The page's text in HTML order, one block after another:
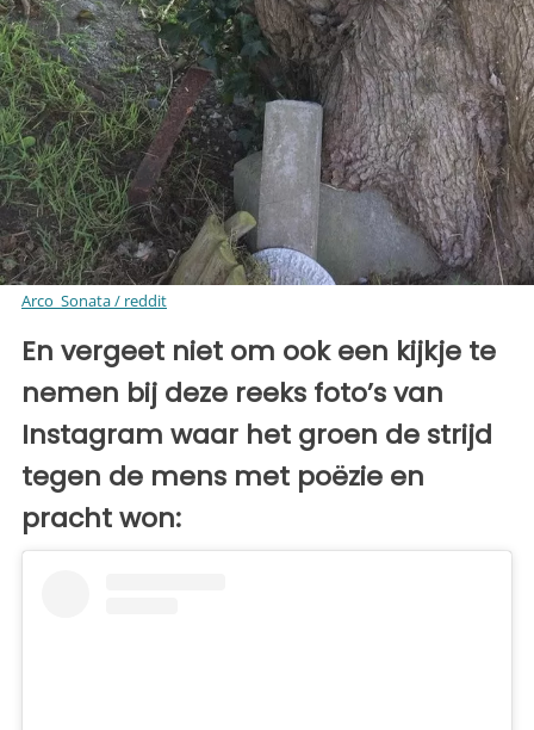
Arco_Sonata / reddit
En vergeet niet om ook een kijkje te
nemen bij deze reeks foto’s van
Instagram waar het groen de strijd
tegen de mens met poëzie en
pracht won: